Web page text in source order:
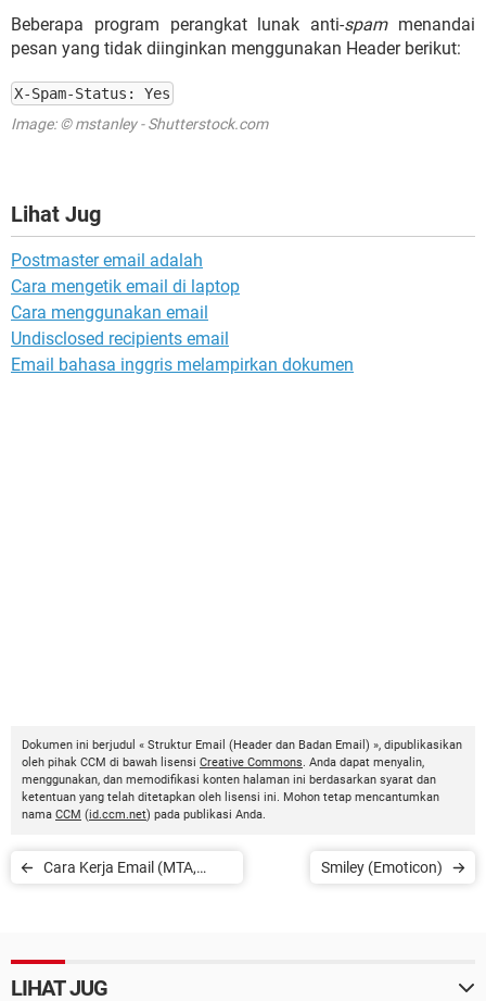
Beberapa program perangkat lunak anti-spammenandai
pesan yang tidak diinginkan menggunakan Header berikut:
X-Spam-Status: Yes
Image: © mstanley - Shutterstock.com
Lihat Jug
Postmaster email adalah
Cara mengetik email di laptop
Cara menggunakan email
Undisclosed recipients email
Email bahasa inggris melampirkan dokumen
Dokumen ini berjudul « Struktur Email (Header dan Badan Email) », dipublikasikan
oleh pihak CCM di bawah lisensi Creative Commons. Anda dapat menyalin,
menggunakan, dan memodifikasi konten halaman ini berdasarkan syarat dan
ketentuan yang telah ditetapkan oleh lisensi ini. Mohon tetap mencantumkan
nama CCM (id.ccm.net) pada publikasi Anda.
Cara Kerja Email (MTA,
Smiley (Emoticon)
LIHAT JUG